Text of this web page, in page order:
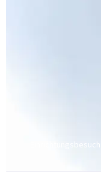
Einrichtungsbesuch